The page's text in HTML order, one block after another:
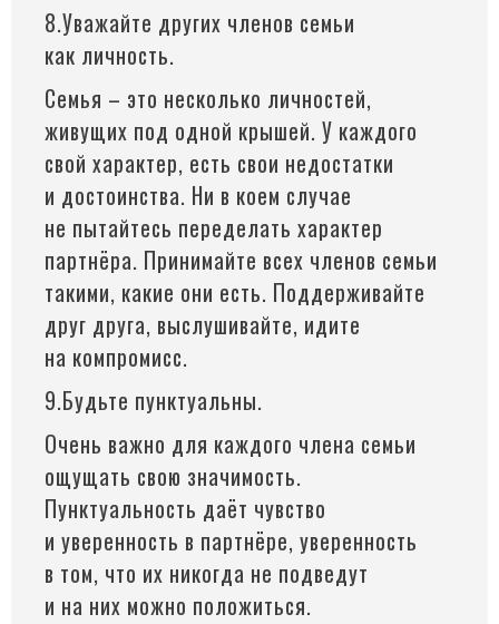
8.Уважайте других членов семьи
как личность.
Семья – это несколько личностей,
живущих под одной крышей. У каждого
свой характер, есть свои недостатки
и достоинства. Ни в коем случае
не пытайтесь переделать характер
партнёра. Принимайте всех членов семьи
такими, какие они есть. Поддерживайте
друг друга, выслушивайте, идите
на компромисс.
9.Будьте пунктуальны.
Очень важно для каждого члена семьи
ощущать свою значимость.
Пунктуальность даёт чувство
и уверенность в партнёре, уверенность
в том, что их никогда не подведут
и на них можно положиться.